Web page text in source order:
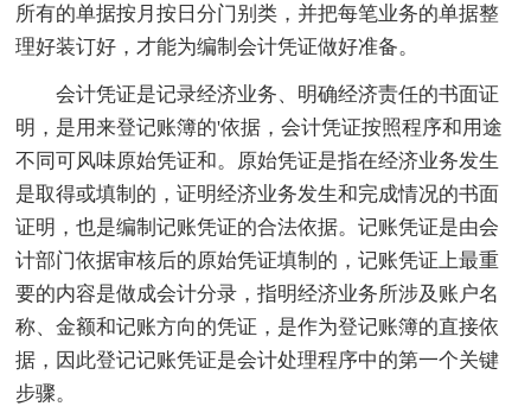
所有的单据按月按日分门别类，并把每笔业务的单据整
理好装订好，才能为编制会计凭证做好准备。
会计凭证是记录经济业务、明确经济责任的书面证
明，是用来登记账簿的'依据，会计凭证按照程序和用途
不同可风味原始凭证和。原始凭证是指在经济业务发生
是取得或填制的，证明经济业务发生和完成情况的书面
证明，也是编制记账凭证的合法依据。记账凭证是由会
计部门依据审核后的原始凭证填制的，记账凭证上最重
要的内容是做成会计分录，指明经济业务所涉及账户名
称、金额和记账方向的凭证，是作为登记账簿的直接依
据，因此登记记账凭证是会计处理程序中的第一个关键
步骤。